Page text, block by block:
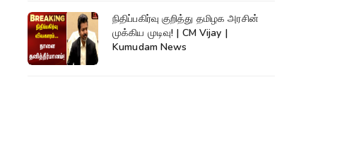
நிதிப்பகிர்வு குறித்து தமிழக அரசின்
முக்கிய முடிவு! | CM Vijay |
Kumudam News